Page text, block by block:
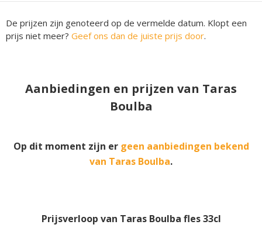
De prijzen zijn genoteerd op de vermelde datum. Klopt een
prijs niet meer? Geef ons dan de juiste prijs door.
Aanbiedingen en prijzen van Taras
Boulba
Op dit moment zijn er geen aanbiedingen bekend
van Taras Boulba.
Prijsverloop van Taras Boulba fles 33cl